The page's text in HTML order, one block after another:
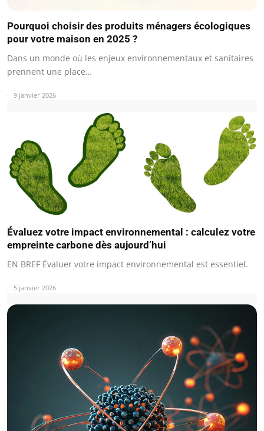
Pourquoi choisir des produits ménagers écologiques
pour votre maison en 2025 ?
Dans un monde où les enjeux environnementaux et sanitaires
prennent une place…
9 janvier 2026
Évaluez votre impact environnemental : calculez votre
empreinte carbone dès aujourd’hui
EN BREF Évaluer votre impact environnemental est essentiel.
5 janvier 2026